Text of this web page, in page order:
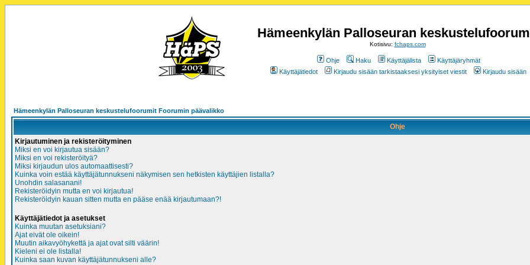
Hämeenkylän Palloseuran
Kotisivu: fchaps.com
Ohje Haku Käyttäjälista
Käyttäjäryhmät
Käyttäjätiedot
Kirjaudu sisään tarkistaaksesi yksityiset viestit Kirjaudu sisään
Hämeenkylän Palloseuran keskustelufoorumit Foorumin päävalikko
Ohje
Kirjautuminen ja rekisteröityminen
Miksi en voi kirjautua sisään?
Miksi en voi rekisteröityä?
Miksi kirjaudun ulos automaattisesti?
Kuinka voin estää käyttäjätunnukseni näkymisen sen hetkisten käyttäjien listalla?
Unohdin salasanani!
Rekisteröidyin mutta en voi kirjautua!
Rekisteröidyin kauan sitten mutta en pääse enää kirjautumaan?!
Käyttäjätiedot ja asetukset
Kuinka muutan asetuksiani?
Ajat eivät ole oikein!
Muutin aikavyöhykettä ja ajat ovat silti väärin!
Kieleni ei ole listalla!
Kuinka saan kuvan käyttäjätunnukseni alle?